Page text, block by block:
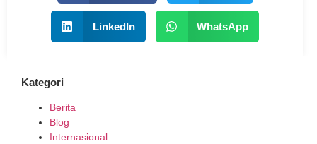
LinkedIn WhatsApp
Kategori
Berita
Blog
Internasional